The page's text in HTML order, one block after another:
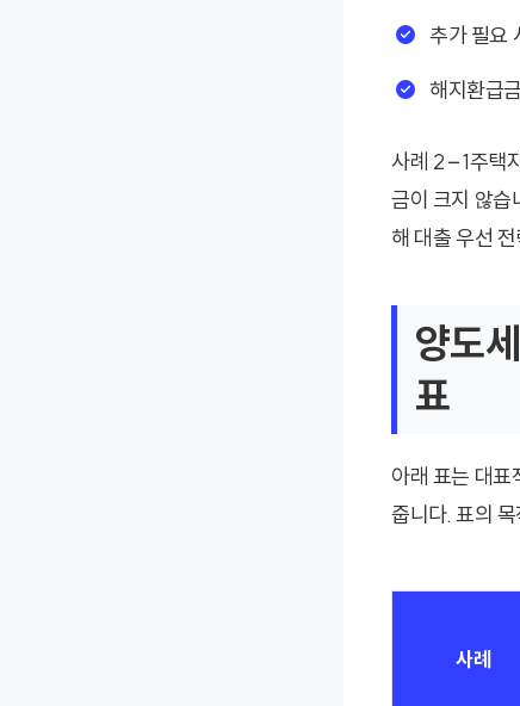
추가 필요
해지환급
사례 2 – 1주택
금이 크지 않습
해 대출 우선
양도
표
아래 표는 대표
줍니다. 표의
사례